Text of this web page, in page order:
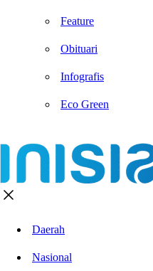
Feature
Obituari
Infografis
Eco Green
Daerah
Nasional